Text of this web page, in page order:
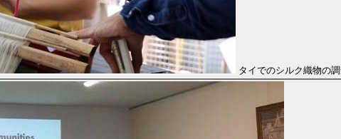
タイでのシルク織物の